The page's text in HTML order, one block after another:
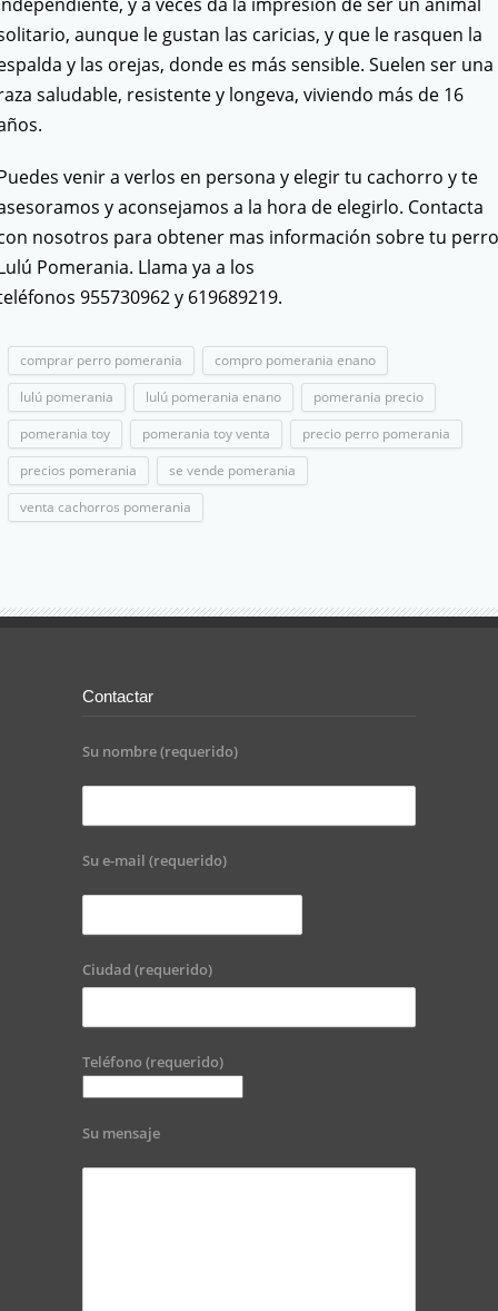
aunque le gustan las caricias, y que le rasquen la
y las orejas, donde es más sensible. Suelen ser una
saludable, resistente y longeva, viviendo más de 16
venir a verlos en persona y elegir tu cachorro y te
y aconsejamos a la hora de elegirlo. Contacta
nosotros para obtener mas información sobre tu perro
Pomerania. Llama ya a los
955730962 y 619689219.
comprar perro pomerania
compro pomerania enano
lulú pomerania
lulú pomerania enano
pomerania precio
pomerania toy
pomerania toy venta
precio perro pomerania
precios pomerania
se vende pomerania
venta cachorros pomerania
Contactar
Su nombre (requerido)
Su e-mail (requerido)
Ciudad (requerido)
Teléfono (requerido)
Su mensaje